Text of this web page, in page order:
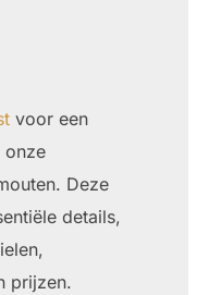
voor een
onze
Deze
details,
prijzen.